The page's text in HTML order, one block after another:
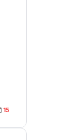
15